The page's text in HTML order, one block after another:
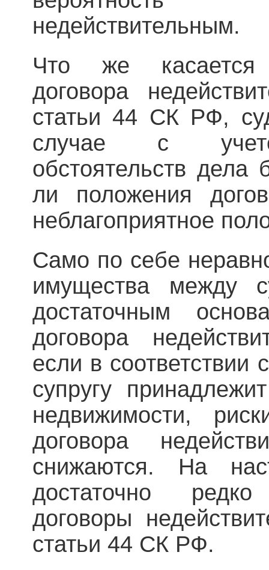
недействительным.
Что же касается
договора
статьи 44 СК РФ,
случае с
обстоятельств дела
ли положения
неблагоприятное
Само по себе
имущества между
достаточным
договора
если в соответствии
супругу
недвижимости,
договора
снижаются. На
достаточно
договоры
статьи 44 СК РФ.